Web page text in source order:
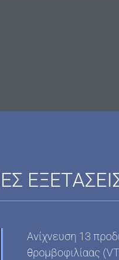
Ανίχνευση 13
θρομβοφιλίαας